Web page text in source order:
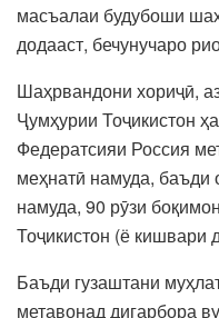
масъалаи будубоши
додааст, бечунучаро
Шаҳрвандони хориҷӣ,
Ҷумҳурии Тоҷикистон
Федератсияи Россия
меҳнатӣ намуда, баъди
намуда, 90 рӯзи
Тоҷикистон (ё кишвари
Баъди гузаштани
метавонад дигарбора